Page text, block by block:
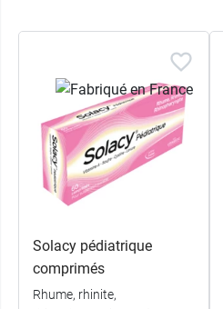
Solacy pédiatrique
comprimés
Rhume, rhinite,